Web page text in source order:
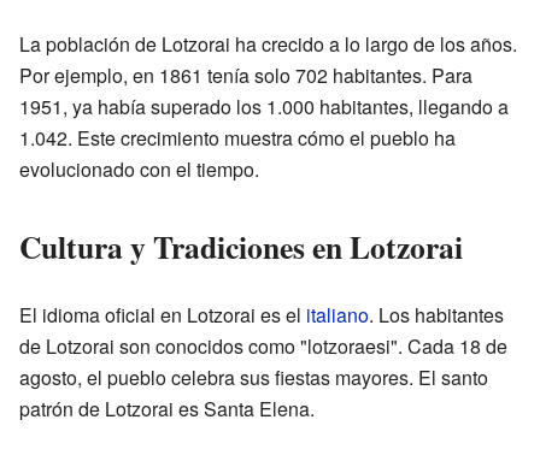
La población de Lotzorai ha crecido a lo largo de los años.
Por ejemplo, en 1861 tenía solo 702 habitantes. Para
1951, ya había superado los 1.000 habitantes, llegando a
1.042. Este crecimiento muestra cómo el pueblo ha
evolucionado con el tiempo.
Cultura y Tradiciones en Lotzorai
El idioma oficial en Lotzorai es el italiano. Los habitantes
de Lotzorai son conocidos como "lotzoraesi". Cada 18 de
agosto, el pueblo celebra sus fiestas mayores. El santo
patrón de Lotzorai es Santa Elena.